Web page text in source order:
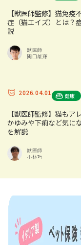
【獣医師監修】猫免疫
症（猫エイズ）とは？
説
獣医師
関口雄輝
2026.04.01 健康
【獣医師監修】猫もア
かゆみや下痢など気に
を解説
獣医師
小林巧